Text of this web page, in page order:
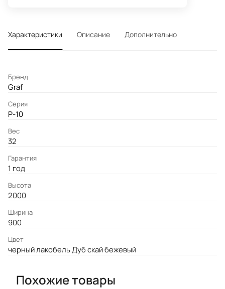
Характеристики Описание Дополнительно
Бренд
Graf
Серия
P-10
Вес
32
Гарантия
1 год
Высота
2000
Ширина
900
Цвет
черный лакобель Дуб скай бежевый
Похожие товары